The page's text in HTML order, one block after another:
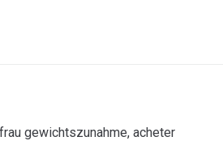
gewichtszunahme, acheter